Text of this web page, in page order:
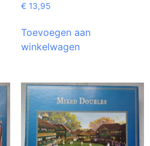
€ 13,95
Toevoegen aan
winkelwagen